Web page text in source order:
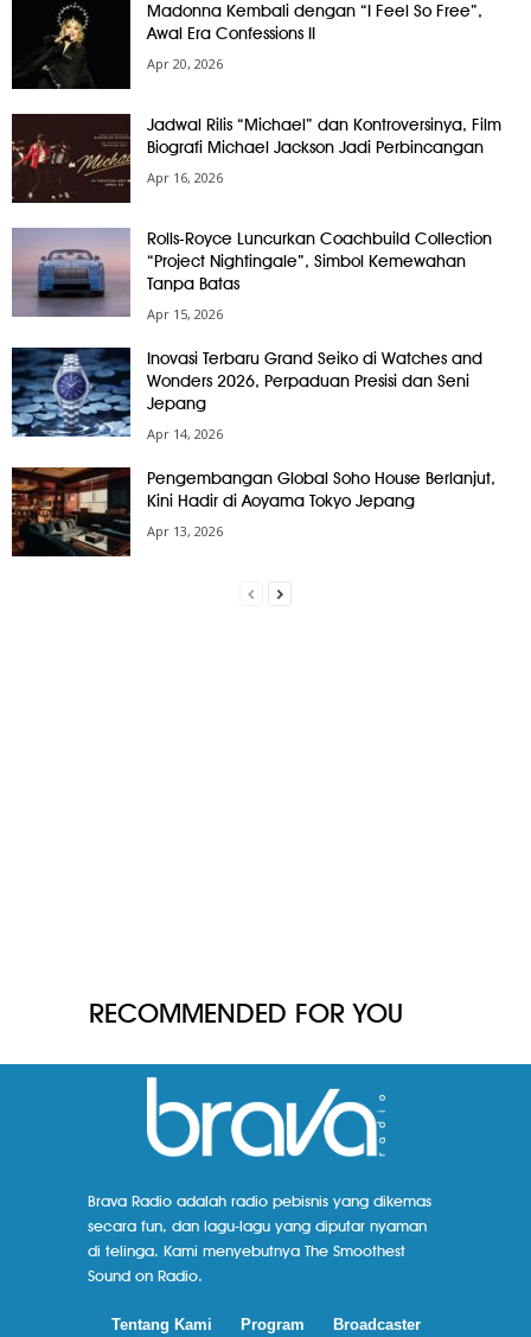
Madonna Kembali dengan “I Feel So Free”,
Awal Era Confessions II
Apr 20, 2026
Jadwal Rilis “Michael” dan Kontroversinya, Film
Biografi Michael Jackson Jadi Perbincangan
Apr 16, 2026
Rolls-Royce Luncurkan Coachbuild Collection
“Project Nightingale”, Simbol Kemewahan
Tanpa Batas
Apr 15, 2026
Inovasi Terbaru Grand Seiko di Watches and
Wonders 2026, Perpaduan Presisi dan Seni
Jepang
Apr 14, 2026
Pengembangan Global Soho House Berlanjut,
Kini Hadir di Aoyama Tokyo Jepang
Apr 13, 2026
RECOMMENDED FOR YOU
Brava Radio adalah radio pebisnis yang dikemas
secara fun, dan lagu-lagu yang diputar nyaman
di telinga. Kami menyebutnya The Smoothest
Sound on Radio.
Tentang Kami Program Broadcaster